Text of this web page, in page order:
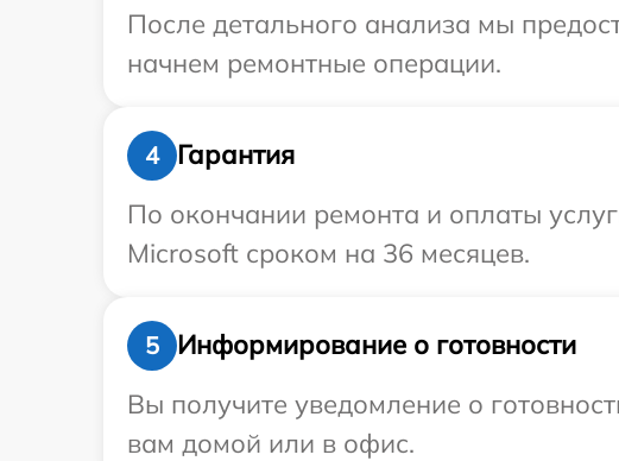
После детального анализа мы
начнем ремонтные операции.
4
Гарантия
По окончании ремонта и оплаты
Microsoft сроком на 36 месяцев.
5
Информирование о готовности
Вы получите уведомление о
вам домой или в офис.